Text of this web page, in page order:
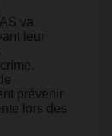
va
leur
prévenir
lors des